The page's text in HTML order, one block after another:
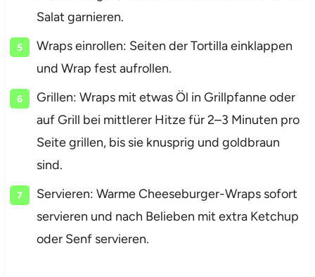
Salat garnieren.
Wraps einrollen: Seiten der Tortilla einklappen
und Wrap fest aufrollen.
Grillen: Wraps mit etwas Öl in Grillpfanne oder
auf Grill bei mittlerer Hitze für 2–3 Minuten pro
Seite grillen, bis sie knusprig und goldbraun
sind.
Servieren: Warme Cheeseburger-Wraps sofort
servieren und nach Belieben mit extra Ketchup
oder Senf servieren.